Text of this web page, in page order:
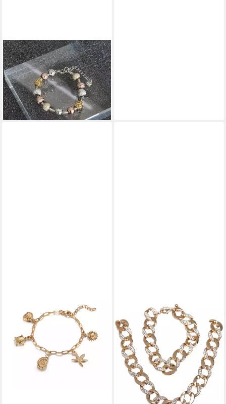
PAVELS
Bettelarmband
Bettelarmband, Aufwändig
gearbeitetes Damen-Armband
289,90 €
lieferbar - in 3-4 Werktagen bei dir